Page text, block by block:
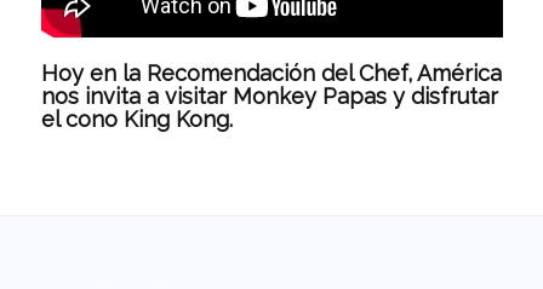
Hoy en la Recomendación del Chef, América
nos invita a visitar Monkey Papas y disfrutar
el cono King Kong.